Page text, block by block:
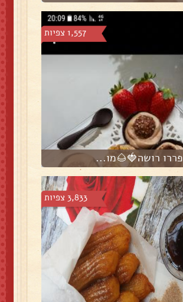
1,557 צפיות
פררו רושה🍓🌰מו...
3,833 צפיות